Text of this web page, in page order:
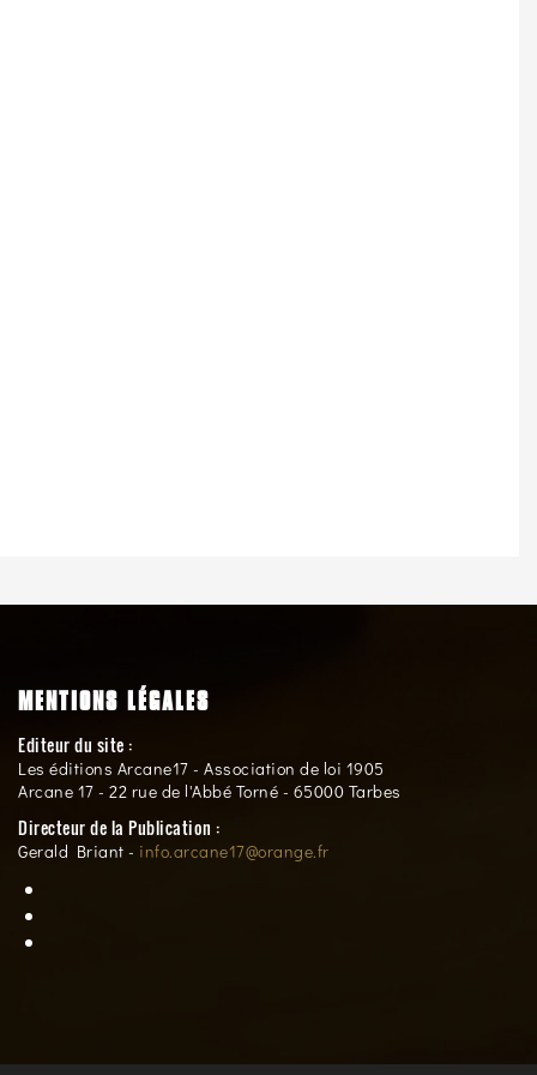
MENTIONS LÉGALES
Editeur du site :
Les éditions Arcane17 - Association de loi 1905
Arcane 17 - 22 rue de l'Abbé Torné - 65000 Tarbes
Directeur de la Publication :
Gerald Briant - info.arcane17@orange.fr